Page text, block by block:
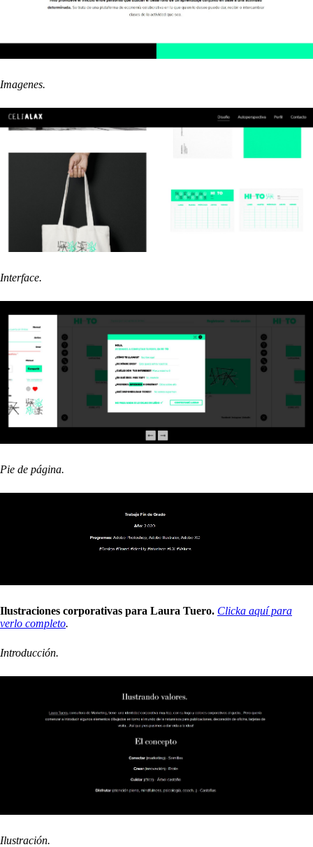
Imagenes.
Interface.
Pie de página.
Ilustraciones corporativas para Laura Tuero. Clicka aquí para
verlo completo.
Introducción.
Ilustración.